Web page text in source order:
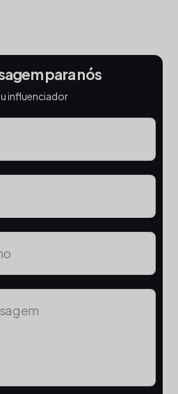
para nós
influenciador